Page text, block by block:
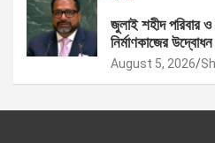
জুলাই শহীদ পরিবার
নির্মাণকাজের
August 5, 2026